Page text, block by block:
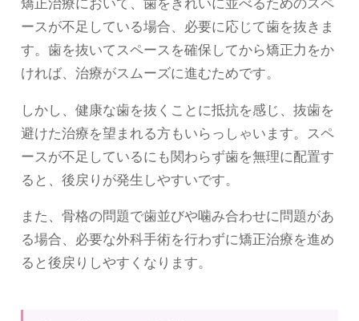
ースが不足している場合、必要に応じて歯を抜きま
す。歯を抜いてスペースを確保してから矯正力をか
ければ、治療がスムーズに進むためです。
しかし、健康な歯を抜くことに抵抗を感じ、抜歯を
避けた治療を望まれる方もいらっしゃいます。スペ
ースが不足しているにも関わらず歯を無理に配置す
ると、後戻りが発生しやすいです。
また、骨格の問題で歯並びや噛み合わせに問題があ
る場合、必要な外科手術を行わずに矯正治療を進め
ると後戻りしやすくなります。